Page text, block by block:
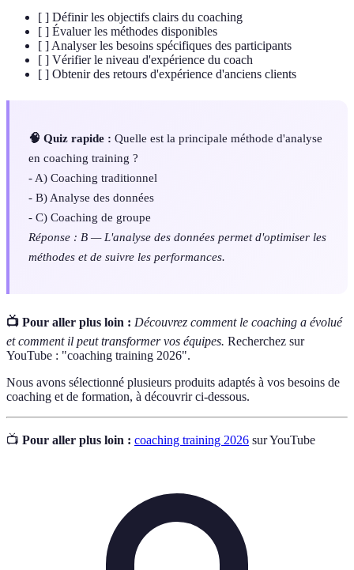
[ ] Définir les objectifs clairs du coaching
[ ] Évaluer les méthodes disponibles
[ ] Analyser les besoins spécifiques des participants
[ ] Vérifier le niveau d'expérience du coach
[ ] Obtenir des retours d'expérience d'anciens clients
🧠 Quiz rapide : Quelle est la principale méthode d'analyse
en coaching training ?
- A) Coaching traditionnel
- B) Analyse des données
- C) Coaching de groupe
Réponse : B — L'analyse des données permet d'optimiser les
méthodes et de suivre les performances.
📺 Pour aller plus loin : Découvrez comment le coaching a évolué
et comment il peut transformer vos équipes. Recherchez sur
YouTube : "coaching training 2026".
Nous avons sélectionné plusieurs produits adaptés à vos besoins de
coaching et de formation, à découvrir ci-dessous.
📺 Pour aller plus loin : coaching training 2026 sur YouTube